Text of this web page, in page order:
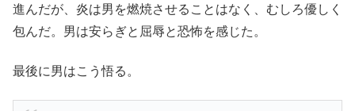
進んだが、炎は男を燃焼させることはなく、むしろ優しく
包んだ。男は安らぎと屈辱と恐怖を感じた。
最後に男はこう悟る。